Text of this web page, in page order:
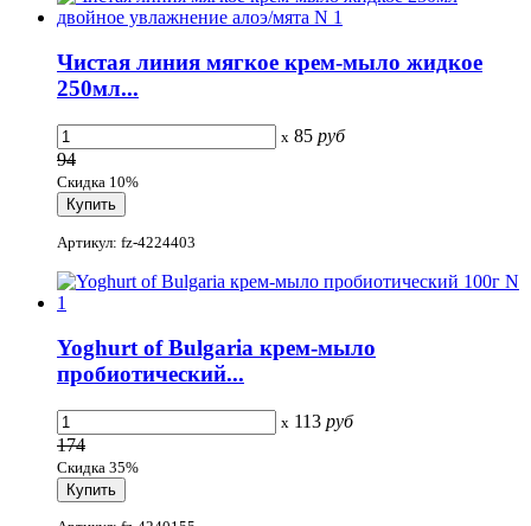
Чистая линия мягкое крем-мыло жидкое
250мл...
x 85 руб
94
Скидка 10%
Артикул: fz-4224403
Yoghurt of Bulgaria крем-мыло
пробиотический...
x 113 руб
174
Скидка 35%